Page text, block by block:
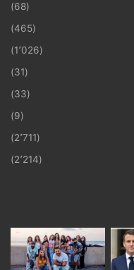
(68)
(465)
(1٬026)
(31)
(33)
(9)
(2٬711)
(2٬214)